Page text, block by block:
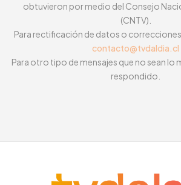
obtuvieron por medio del Consejo
(CNTV).
Para rectificación de datos o
contacto@tvdaldia.cl
Para otro tipo de mensajes que no sean lo
respondido.